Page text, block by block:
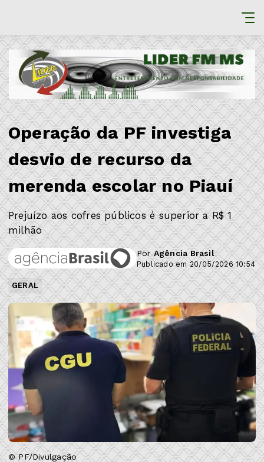
Operação da PF investiga
desvio de recurso da
merenda escolar no Piauí
Prejuízo aos cofres públicos é superior a R$ 1
milhão
PorAgência Brasil
Publicado em 20/05/2026 10:54
GERAL
© PF/Divulgação